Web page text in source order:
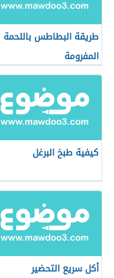
طريقة البطاطس باللحمة
المفرومة
كيفية طبخ البرغل
أكل سريع التحضير